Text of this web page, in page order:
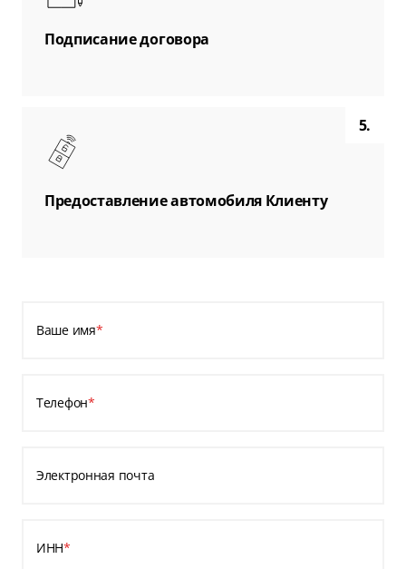
Подписание договора
5.
Предоставление автомобиля Клиенту
Ваше имя*
Телефон*
Электронная почта
ИНН*